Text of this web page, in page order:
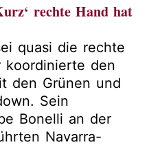
rechte Hand hat
quasi die rechte
koordinierte den
den Grünen und
Sein
Bonelli an der
Navarra-